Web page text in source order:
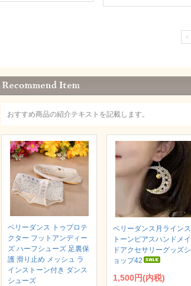
<
おすすめ商品の紹介テキストを記載します。
ベリーダンス トゥプロテ
クター フットアンディー
ズ ハーフシューズ 足裏保
護 滑り止め メッシュ ラ
インストーン付き ダンス
シューズ
ベリーダンス月ラインス
トーンピアスハンドメイ
ドアクセサリーグッズシ
ョップ42
1,500円(内税)